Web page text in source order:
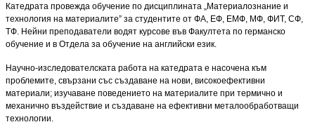
Катедрата провежда обучение по дисциплината „Материалознание и
технология на материалите” за студентите от ФА, ЕФ, ЕМФ, МФ, ФИТ, СФ,
ТФ. Нейни преподаватели водят курсове във Факултета по германско
обучение и в Отдела за обучение на английски език.
Научно-изследователската работа на катедрата е насочена към
проблемите, свързани със създаване на нови, високоефективни
материали; изучаване поведението на материалите при термично и
механично въздействие и създаване на ефективни металообработващи
технологии.